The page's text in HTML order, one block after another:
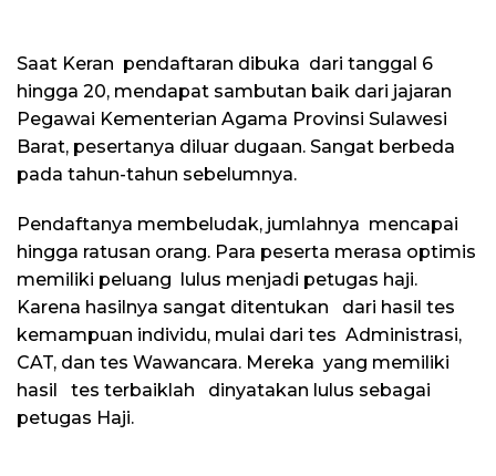
Saat Keran pendaftaran dibuka dari tanggal 6
hingga 20, mendapat sambutan baik dari jajaran
Pegawai Kementerian Agama Provinsi Sulawesi
Barat, pesertanya diluar dugaan. Sangat berbeda
pada tahun-tahun sebelumnya.
Pendaftanya membeludak, jumlahnya mencapai
hingga ratusan orang. Para peserta merasa optimis
memiliki peluang lulus menjadi petugas haji.
Karena hasilnya sangat ditentukan dari hasil tes
kemampuan individu, mulai dari tes Administrasi,
CAT, dan tes Wawancara. Mereka yang memiliki
hasil tes terbaiklah dinyatakan lulus sebagai
petugas Haji.